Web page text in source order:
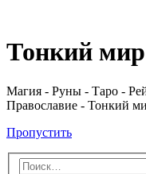
Тонкий мир
Магия - Руны - Таро -
Православие - Тонкий
Пропустить